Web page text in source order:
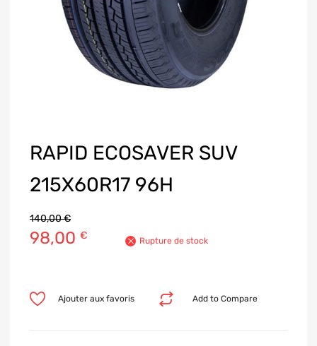
RAPID ECOSAVER SUV
215X60R17 96H
140,00€
98,00 € Rupture de stock
Add to Compare
Ajouter aux favoris